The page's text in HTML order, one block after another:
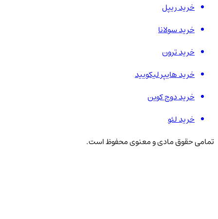
خرید ریپل
خرید سولانا
خرید ترون
خرید هایپر لیکویید
خرید دوج کوین
خرید لئو
تمامی حقوق مادی و معنوی محفوظ است.